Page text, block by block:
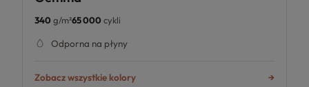
340g/m²65 000cykli
Odporna na płyny
Zobacz wszystkie kolory